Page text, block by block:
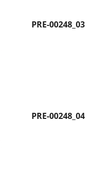
PRE-00248_03
PRE-00248_04